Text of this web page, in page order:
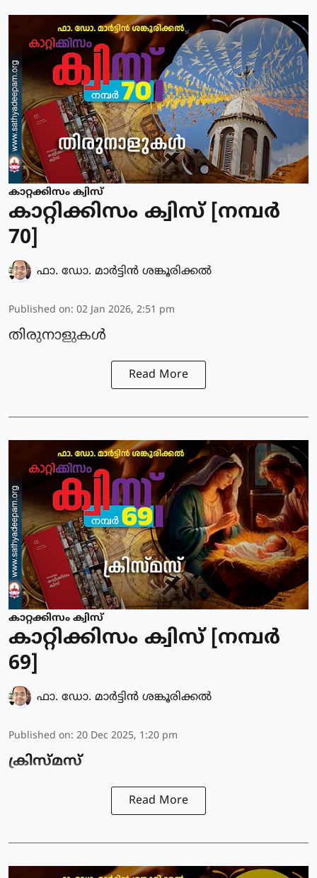
കാറ്റക്കിസം ക്വിസ്
കാറ്റിക്കിസം ക്വിസ് [നമ്പര്‍
70]
ഫാ. ഡോ. മാര്‍ട്ടിന്‍ ശങ്കൂരിക്കല്‍
Published on: 02 Jan 2026, 2:51 pm
തിരുനാളുകൾ
Read More
കാറ്റക്കിസം ക്വിസ്
കാറ്റിക്കിസം ക്വിസ് [നമ്പര്‍
69]
ഫാ. ഡോ. മാര്‍ട്ടിന്‍ ശങ്കൂരിക്കല്‍
Published on: 20 Dec 2025, 1:20 pm
ക്രിസ്മസ്
Read More